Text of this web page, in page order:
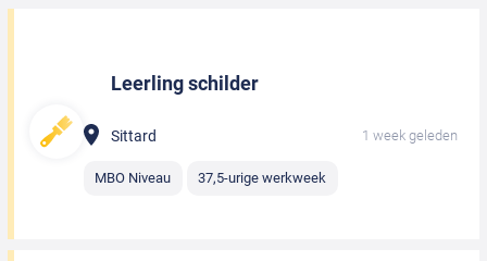
Leerling schilder
Sittard 1 week geleden
MBO Niveau 37,5-urige werkweek